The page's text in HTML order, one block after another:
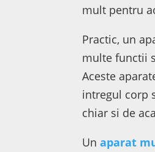
mult pentru
Practic, un
multe functii
Aceste
intregul corp
chiar si de
Unaparat